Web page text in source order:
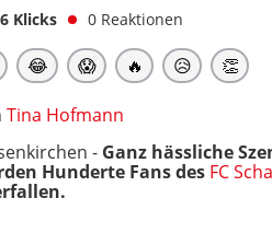
Klicks 0 Reaktionen
😂 😱 🔥 😥 👏
Tina Hofmann
- Ganz hässliche
Hunderte Fans des FC